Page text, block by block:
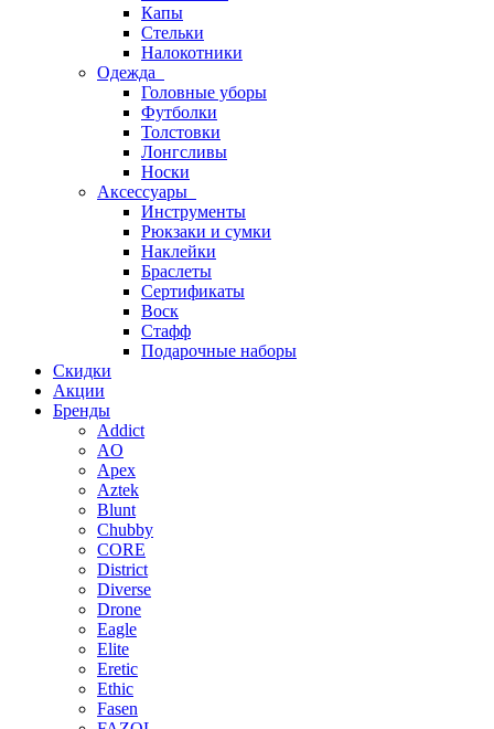
Капы
Стельки
Налокотники
Одежда
Головные уборы
Футболки
Толстовки
Лонгсливы
Носки
Аксессуары
Инструменты
Рюкзаки и сумки
Наклейки
Браслеты
Сертификаты
Воск
Стафф
Подарочные наборы
Скидки
Акции
Бренды
Addict
AO
Apex
Aztek
Blunt
Chubby
CORE
District
Diverse
Drone
Eagle
Elite
Eretic
Ethic
Fasen